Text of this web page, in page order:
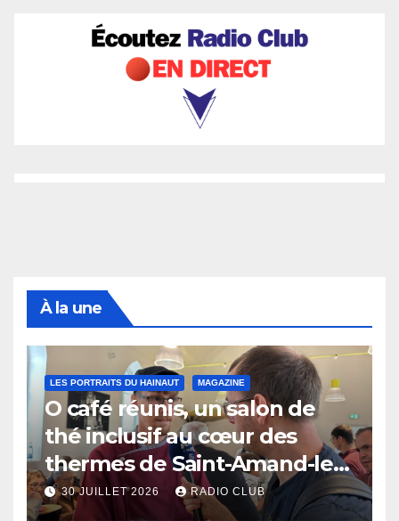
À la une
LES PORTRAITS DU HAINAUT MAGAZINE
O café réunis, un salon de
thé inclusif au cœur des
thermes de Saint-Amand-les-
Eaux
30 JUILLET 2026 RADIO CLUB